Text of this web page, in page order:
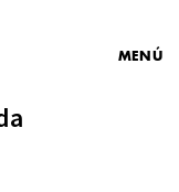
MENÚ